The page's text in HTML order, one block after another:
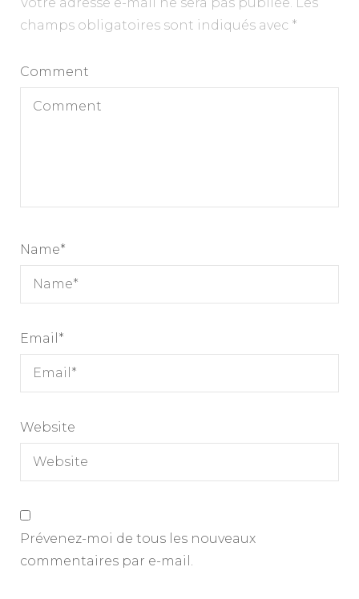
champs obligatoires sont indiqués avec *
Comment
Name*
Email *
Website
Prévenez-moi de tous les nouveaux
commentaires par e-mail.